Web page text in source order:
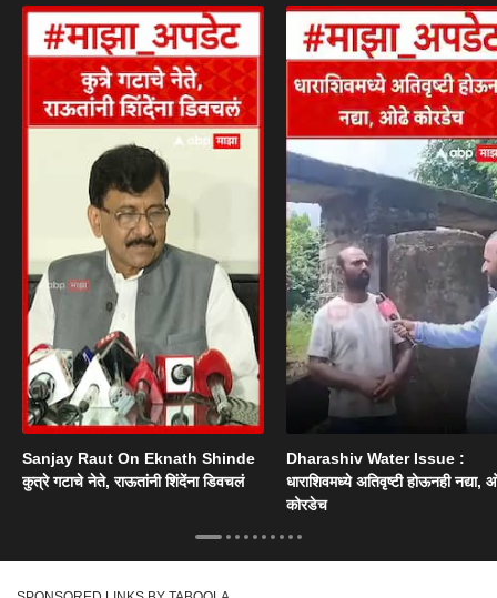
Sanjay Raut On Eknath Shinde
कुत्रे गटाचे नेते, राऊतांनी शिंदेंना डिवचलं
Dharashiv Water Issue :
धाराशिवमध्ये अतिवृष्टी होऊनही नद्या,
कोरडेच